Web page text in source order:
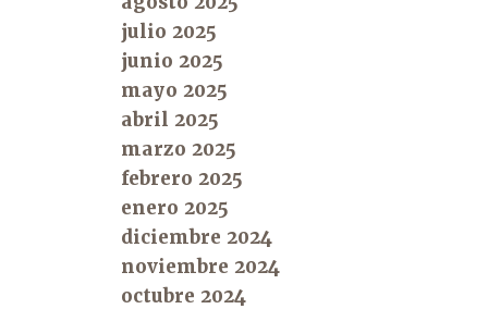
julio 2025
junio 2025
mayo 2025
abril 2025
marzo 2025
febrero 2025
enero 2025
diciembre 2024
noviembre 2024
octubre 2024